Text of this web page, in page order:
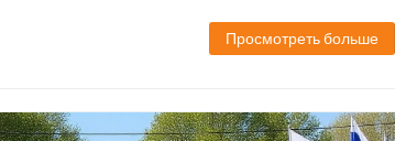
Просмотреть больше